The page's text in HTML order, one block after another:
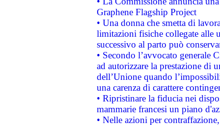
Graphene Flagship Project
• Una donna che smetta di
limitazioni fisiche collegate alle
successivo al parto può
• Secondo l’avvocato
ad autorizzare la prestazione di
dell’Unione quando
una carenza di carattere
• Ripristinare la fiducia nei
mammarie francesi un piano
• Nelle azioni per